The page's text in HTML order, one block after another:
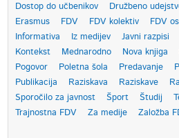
Dostop do učbenikov
Družbeno
Erasmus
FDV FDV kolektiv FDV
Informativa
Iz medijev Javni razpisi
Kontekst
Mednarodno Nova knjiga
Pogovor
Poletna šola Predavanje
Publikacija
Raziskava Raziskave
Sporočilo za javnost
Šport Študij
Trajnostna FDV
Za medije Založba